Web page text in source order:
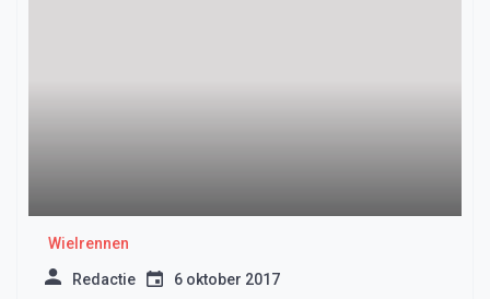
Wielrennen
Redactie 6 oktober 2017